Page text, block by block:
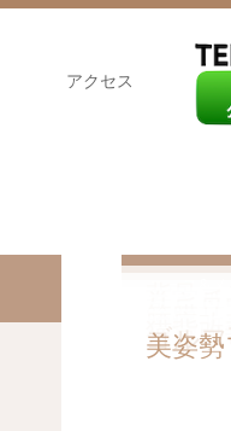
アクセス
腰痛
猫背
ゴル
美姿